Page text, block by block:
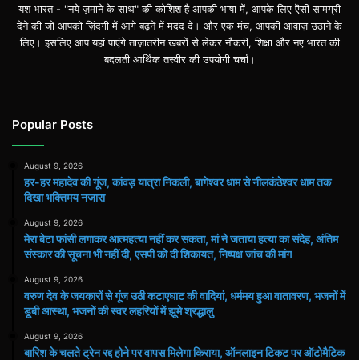
यश भारत - "नये ज़माने के साथ" की कोशिश है आपकी भाषा में, आपके लिए ऎसी सामग्री
देने की जो आपको ज़िंदगी में आगे बढ़ने में मदद दे। और एक मंच, आपकी आवाज़ उठाने के
लिए। इसलिए आप यहां पाएंगे ताज़ातरीन खबरों से लेकर नौकरी, शिक्षा और नए भारत की
बदलती आर्थिक तस्वीर की उपयोगी चर्चा।
Popular Posts
August 9, 2026
हर-हर महादेव की गूंज, कांवड़ यात्रा निकली, बागेश्वर धाम से नीलकंठेश्वर धाम तक
दिखा भक्तिमय नजारा
August 9, 2026
मेरा बेटा फांसी लगाकर आत्महत्या नहीं कर सकता, मां ने जताया हत्या का संदेह, अंतिम
संस्कार की सूचना भी नहीं दी, एसपी को दी शिकायत, निष्पक्ष जांच की मांग
August 9, 2026
वरुण देव के जयकारों से गूंज उठी कटाएघाट की वादियां, धर्ममय हुआ वातावरण, भजनों में
डूबी आस्था, भजनों की स्वर लहरियों में झूमे श्रद्धालु
August 9, 2026
बारिश के चलते ट्रेन रद्द होने पर वापस मिलेगा किराया, ऑनलाइन टिकट पर ऑटोमैटिक